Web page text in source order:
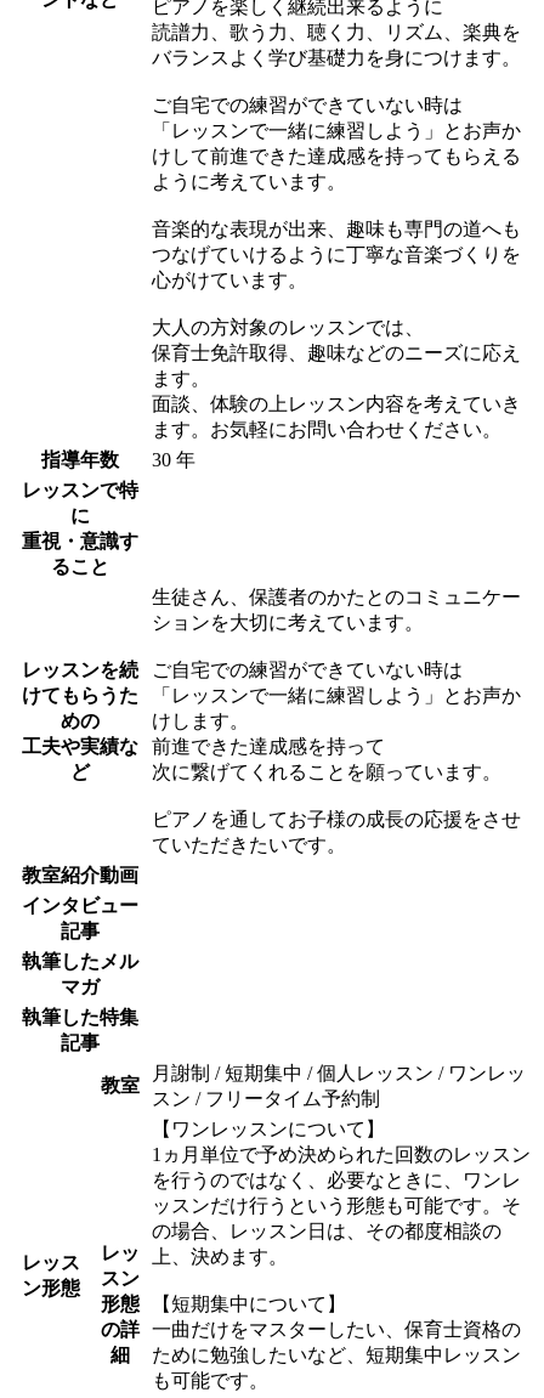
ピアノを楽しく継続出来るように
読譜力、歌う力、聴く力、リズム、楽典を
バランスよく学び基礎力を身につけます。
ご自宅での練習ができていない時は
「レッスンで一緒に練習しよう」とお声か
けして前進できた達成感を持ってもらえる
ように考えています。
音楽的な表現が出来、趣味も専門の道へも
つなげていけるように丁寧な音楽づくりを
心がけています。
大人の方対象のレッスンでは、
保育士免許取得、趣味などのニーズに応え
ます。
面談、体験の上レッスン内容を考えていき
ます。お気軽にお問い合わせください。
指導年数
30 年
レッスンで特
に
重視・意識す
ること
レッスンを続
けてもらうた
めの
工夫や実績な
ど
生徒さん、保護者のかたとのコミュニケー
ションを大切に考えています。
ご自宅での練習ができていない時は
「レッスンで一緒に練習しよう」とお声か
けします。
前進できた達成感を持って
次に繋げてくれることを願っています。
ピアノを通してお子様の成長の応援をさせ
ていただきたいです。
教室紹介動画
インタビュー
記事
執筆したメル
マガ
執筆した特集
記事
レッス
ン形態
教室
月謝制 / 短期集中 / 個人レッスン / ワンレッ
スン / フリータイム予約制
レッ
スン
形態
の詳
細
【ワンレッスンについて】
1ヵ月単位で予め決められた回数のレッスン
を行うのではなく、必要なときに、ワンレ
ッスンだけ行うという形態も可能です。そ
の場合、レッスン日は、その都度相談の
上、決めます。
【短期集中について】
一曲だけをマスターしたい、保育士資格の
ために勉強したいなど、短期集中レッスン
も可能です。